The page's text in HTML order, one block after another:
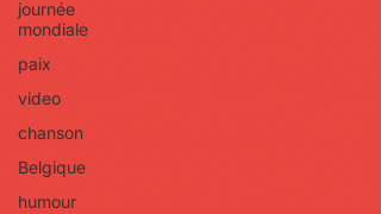
journée
mondiale
paix
video
chanson
Belgique
humour